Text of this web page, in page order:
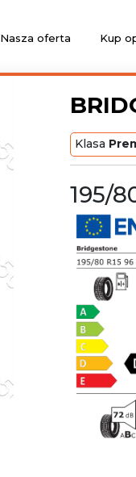
Nasza oferta Kup
Klasa
195/